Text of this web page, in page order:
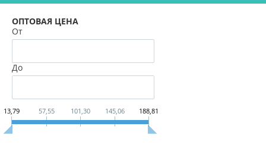
ОПТОВАЯ ЦЕНА
От
До
13,79 57,55 101,30 145,06 188,81